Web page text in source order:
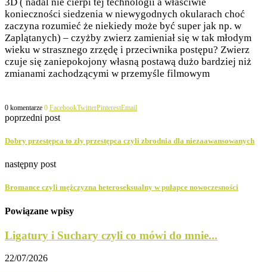
konieczności siedzenia w niewygodnych okularach choć
zaczyna rozumieć że niekiedy może być super jak np. w
Zaplątanych) – czyżby zwierz zamieniał się w tak młodym
wieku w strasznego zrzędę i przeciwnika postępu? Zwierz
czuje się zaniepokojony własną postawą dużo bardziej niż
zmianami zachodzącymi w przemyśle filmowym
0 komentarze 0 FacebookTwitterPinterestEmail
poprzedni post
Dobry przestępca to zły przestępca czyli zbrodnia dla niezaawansowanych
następny post
Bromance czyli mężczyzna heteroseksualny w pułapce nowoczesności
Powiązane wpisy
Ligatury i Suchary czyli co mówi do mnie...
22/07/2026